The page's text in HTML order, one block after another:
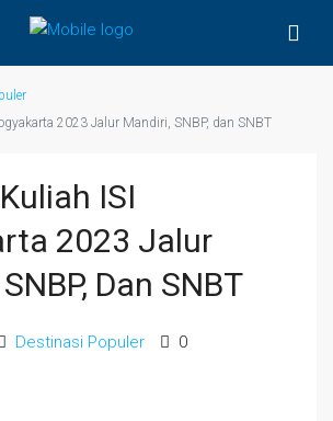
2023 Jalur Mandiri, SNBP, dan SNBT
ISI
2023 Jalur
Dan SNBT
Destinasi Populer 0